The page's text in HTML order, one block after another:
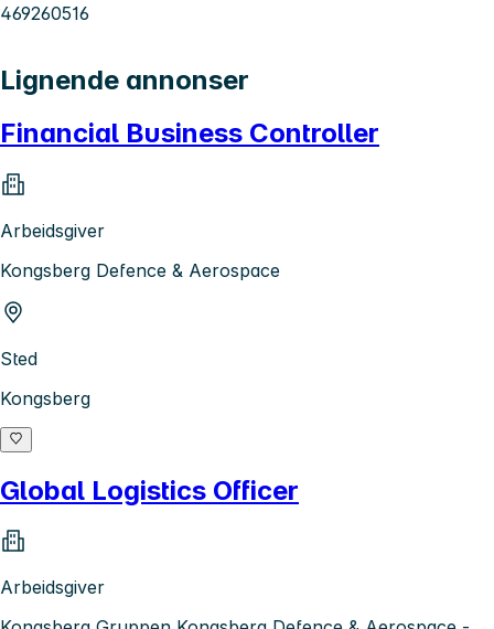
469260516
Lignende annonser
Financial Business Controller
Arbeidsgiver
Kongsberg Defence & Aerospace
Sted
Kongsberg
Global Logistics Officer
Arbeidsgiver